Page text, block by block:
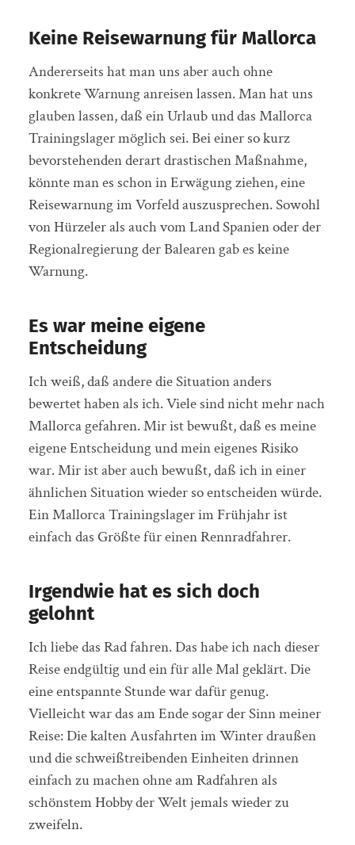
Keine Reisewarnung für Mallorca
Andererseits hat man uns aber auch ohne
konkrete Warnung anreisen lassen. Man hat uns
glauben lassen, daß ein Urlaub und das Mallorca
Trainingslager möglich sei. Bei einer so kurz
bevorstehenden derart drastischen Maßnahme,
könnte man es schon in Erwägung ziehen, eine
Reisewarnung im Vorfeld auszusprechen. Sowohl
von Hürzeler als auch vom Land Spanien oder der
Regionalregierung der Balearen gab es keine
Warnung.
Es war meine eigene
Entscheidung
Ich weiß, daß andere die Situation anders
bewertet haben als ich. Viele sind nicht mehr nach
Mallorca gefahren. Mir ist bewußt, daß es meine
eigene Entscheidung und mein eigenes Risiko
war. Mir ist aber auch bewußt, daß ich in einer
ähnlichen Situation wieder so entscheiden würde.
Ein Mallorca Trainingslager im Frühjahr ist
einfach das Größte für einen Rennradfahrer.
Irgendwie hat es sich doch
gelohnt
Ich liebe das Rad fahren. Das habe ich nach dieser
Reise endgültig und ein für alle Mal geklärt. Die
eine entspannte Stunde war dafür genug.
Vielleicht war das am Ende sogar der Sinn meiner
Reise: Die kalten Ausfahrten im Winter draußen
und die schweißtreibenden Einheiten drinnen
einfach zu machen ohne am Radfahren als
schönstem Hobby der Welt jemals wieder zu
zweifeln.